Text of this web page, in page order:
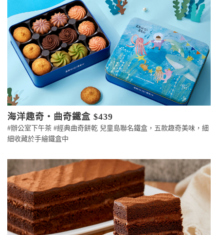
海洋趣奇・曲奇鐵盒 $439
#辦公室下午茶 #經典曲奇餅乾 兒童島聯名鐵盒，五款趣奇美味，細
細收藏於手繪鐵盒中